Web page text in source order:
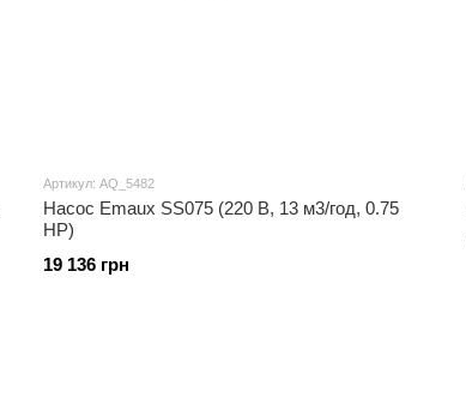
Артикул: AQ_5482
Насос Emaux SS075 (220 В, 13 м3/год, 0.75
HP)
19 136 грн